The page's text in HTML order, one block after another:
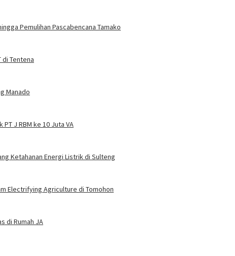
Pemulihan Pascabencana Tamako
di Tentena
Manado
J RBM ke 10 Juta VA
Ketahanan Energi Listrik di Sulteng
Electrifying Agriculture di Tomohon
di Rumah JA